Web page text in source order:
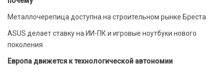
Металлочерепица доступна на строительном рынке Бреста
ASUS делает ставку на ИИ-ПК и игровые ноутбуки нового
поколения
Европа движется к технологической автономии